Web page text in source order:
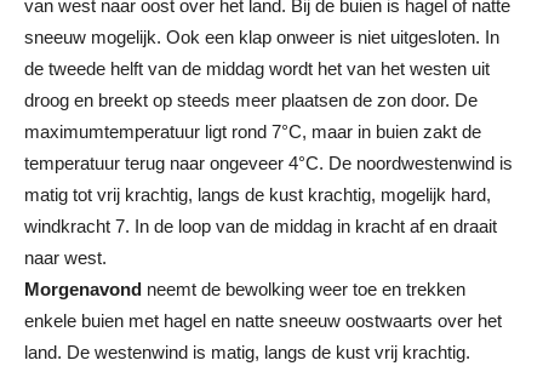
van west naar oost over het land. Bij de buien is hagel of natte
sneeuw mogelijk. Ook een klap onweer is niet uitgesloten. In
de tweede helft van de middag wordt het van het westen uit
droog en breekt op steeds meer plaatsen de zon door. De
maximumtemperatuur ligt rond 7°C, maar in buien zakt de
temperatuur terug naar ongeveer 4°C. De noordwestenwind is
matig tot vrij krachtig, langs de kust krachtig, mogelijk hard,
windkracht 7. In de loop van de middag in kracht af en draait
naar west.
Morgenavond neemt de bewolking weer toe en trekken
enkele buien met hagel en natte sneeuw oostwaarts over het
land. De westenwind is matig, langs de kust vrij krachtig.